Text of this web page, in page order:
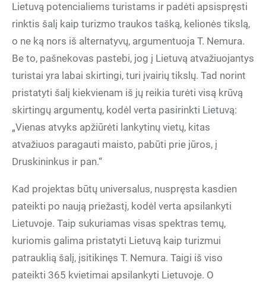
Lietuvą potencialiems turistams ir padėti apsispręsti
rinktis šalį kaip turizmo traukos tašką, kelionės tikslą,
o ne ką nors iš alternatyvų, argumentuoja T. Nemura.
Be to, pašnekovas pastebi, jog į Lietuvą atvažiuojantys
turistai yra labai skirtingi, turi įvairių tikslų. Tad norint
pristatyti šalį kiekvienam iš jų reikia turėti visą krūvą
skirtingų argumentų, kodėl verta pasirinkti Lietuvą:
„Vienas atvyks apžiūrėti lankytinų vietų, kitas
atvažiuos paragauti maisto, pabūti prie jūros, į
Druskininkus ir pan.“
Kad projektas būtų universalus, nuspręsta kasdien
pateikti po naują priežastį, kodėl verta apsilankyti
Lietuvoje. Taip sukuriamas visas spektras temų,
kuriomis galima pristatyti Lietuvą kaip turizmui
patrauklią šalį, įsitikinęs T. Nemura. Taigi iš viso
pateikti 365 kvietimai apsilankyti Lietuvoje. O